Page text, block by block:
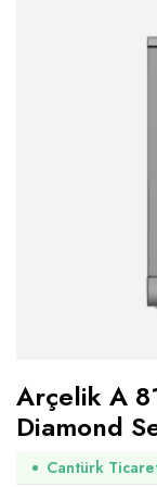
Arçelik A
Diamond
Cantürk